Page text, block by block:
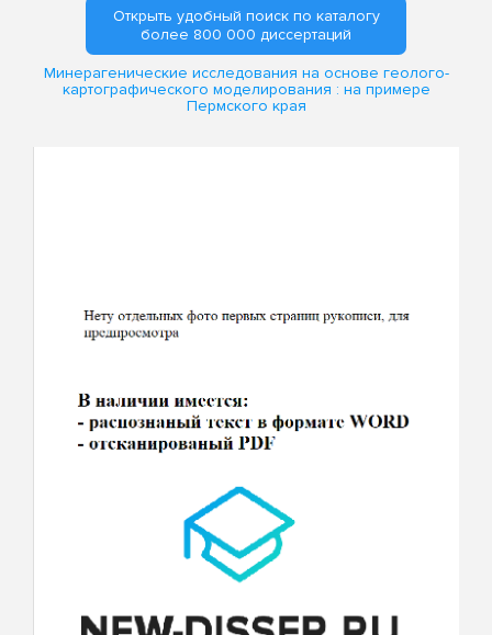
Открыть удобный поиск по каталогу
более 800 000 диссертаций
Минерагенические исследования на основе геолого-
картографического моделирования : на примере
Пермского края